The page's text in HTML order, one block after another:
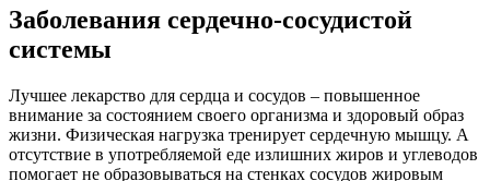
Заболевания сердечно-сосудистой
системы
Лучшее лекарство для сердца и сосудов – повышенное
внимание за состоянием своего организма и здоровый образ
жизни. Физическая нагрузка тренирует сердечную мышцу. А
отсутствие в употребляемой еде излишних жиров и углеводов
помогает не образовываться на стенках сосудов жировым